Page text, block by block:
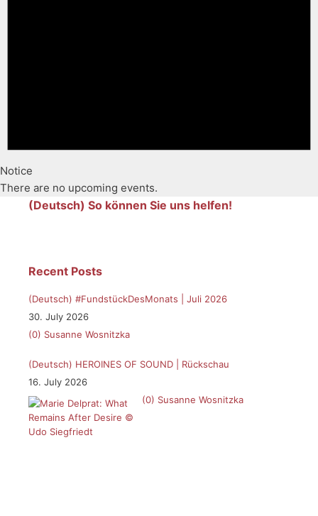
Notice
There are no upcoming events.
(Deutsch) So können Sie uns helfen!
Recent Posts
(Deutsch) #FundstückDesMonats | Juli 2026
30. July 2026
(0) Susanne Wosnitzka
(Deutsch) HEROINES OF SOUND | Rückschau
16. July 2026
(0) Susanne Wosnitzka